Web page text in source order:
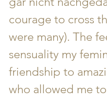
courage to cross
were many). The
sensuality my
friendship to
who allowed me